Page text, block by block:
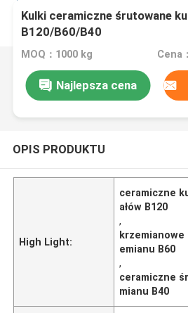
Kulki ceramiczne śrutowane
B120/B60/B40
MOQ：1000 kg
Najlepsza cena
OPIS PRODUKTU
High Light:
ceramiczne
ałów B120
,
emianu B60
,
ceramiczne
mianu B40